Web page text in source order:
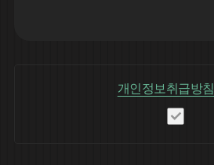
개인정보취급방침